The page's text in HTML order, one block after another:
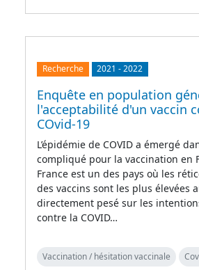
Recherche 2021 -2022
Enquête en population
l'acceptabilité d'un vaccin
COvid-19
L’épidémie de COVID a émergé
compliqué pour la vaccination en
France est un des pays où les
des vaccins sont les plus élevées
directement pesé sur les
contre la COVID…
Vaccination / hésitation vaccinale